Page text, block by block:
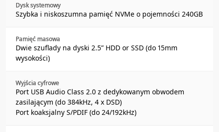
Dysk systemowy
Szybka i niskoszumna pamięć NVMe o pojemności 240GB
Pamięć masowa
Dwie szuflady na dyski 2.5” HDD or SSD (do 15mm
wysokości)
Wyjścia cyfrowe
Port USB Audio Class 2.0 z dedykowanym obwodem
zasilającym (do 384kHz, 4 x DSD)
Port koaksjalny S/PDIF (do 24/192kHz)